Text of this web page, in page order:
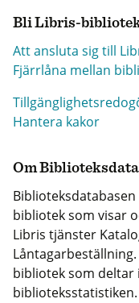
Bli Libris-
Att ansluta sig till
Fjärrlåna mellan
Hantera kakor
Om
bibliotek som visar
Libris tjänster
bibliotek som deltar
biblioteksstatistiken.